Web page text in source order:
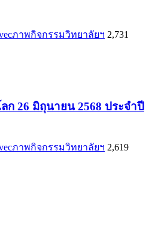
ภาพกิจกรรมวิทยาลัยฯ 2,731
ก 26 มิถุนายน 2568 ประจำปี
ภาพกิจกรรมวิทยาลัยฯ 2,619